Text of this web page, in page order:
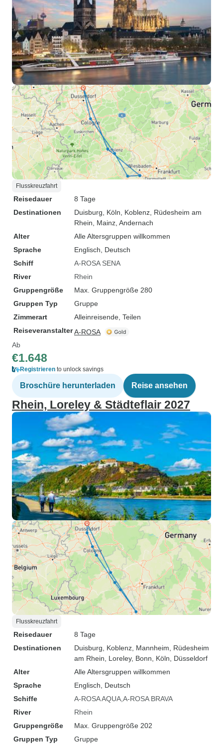
Flusskreuzfahrt
Reisedauer
8 Tage
Destinationen
Duisburg , Köln , Koblenz , Rüdesheim am
Rhein , Mainz , Andernach
Alter
Alle Altersgruppen willkommen
Sprache
Englisch, Deutsch
Schiff
A-ROSA SENA
River
Rhein
Gruppengröße
Max. Gruppengröße 280
Gruppen Typ
Gruppe
Zimmerart
Alleinreisende, Teilen
ReiseveranstalterA-ROSA
Ab
€1.648
Registrieren to unlock savings
Broschüre herunterladen Reise ansehen
Rhein, Loreley & Städteflair 2027
Flusskreuzfahrt
Reisedauer
8 Tage
Destinationen
Duisburg , Koblenz , Mannheim , Rüdesheim
am Rhein , Loreley, Bonn , Köln , Düsseldorf
Alter
Alle Altersgruppen willkommen
Sprache
Englisch, Deutsch
Schiffe
A-ROSA AQUA A-ROSA BRAVA
River
Rhein
Gruppengröße
Max. Gruppengröße 202
Gruppen Typ
Gruppe